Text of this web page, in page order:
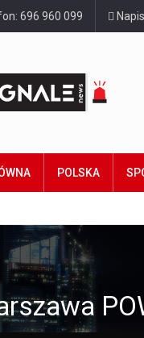
696 960 099
POLSKA